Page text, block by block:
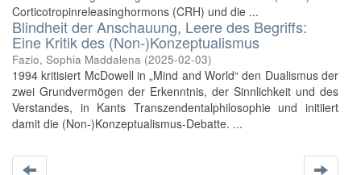
Corticotropinreleasinghormons (CRH) und die ...
Blindheit der Anschauung, Leere des Begriffs:
Eine Kritik des (Non-)Konzeptualismus
Fazio, Sophia Maddalena (2025-02-03)
1994 kritisiert McDowell in „Mind and World“ den Dualismus der
zwei Grundvermögen der Erkenntnis, der Sinnlichkeit und des
Verstandes, in Kants Transzendentalphilosophie und initiiert
damit die (Non-)Konzeptualismus-Debatte. ...